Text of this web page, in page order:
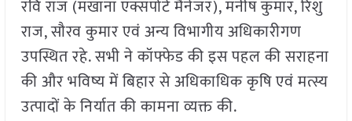
रवि राज (मखाना एक्सपोर्ट मैनेजर), मनीष कुमार, रिशु
राज, सौरव कुमार एवं अन्य विभागीय अधिकारीगण
उपस्थित रहे. सभी ने कॉफ्फेड की इस पहल की सराहना
की और भविष्य में बिहार से अधिकाधिक कृषि एवं मत्स्य
उत्पादों के निर्यात की कामना व्यक्त की.